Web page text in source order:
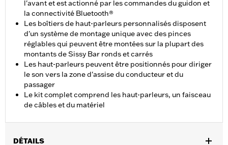
l'avant et est actionné par les commandes du guidon et
la connectivité Bluetooth®
Les boîtiers de haut-parleurs personnalisés disposent
d'un système de montage unique avec des pinces
réglables qui peuvent être montées sur la plupart des
montants de Sissy Bar ronds et carrés
Les haut-parleurs peuvent être positionnés pour diriger
le son vers la zone d'assise du conducteur et du
passager
Le kit complet comprend les haut-parleurs, un faisceau
de câbles et du matériel
DÉTAILS